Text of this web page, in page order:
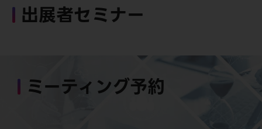
出展者セミナー
ミーティング予約